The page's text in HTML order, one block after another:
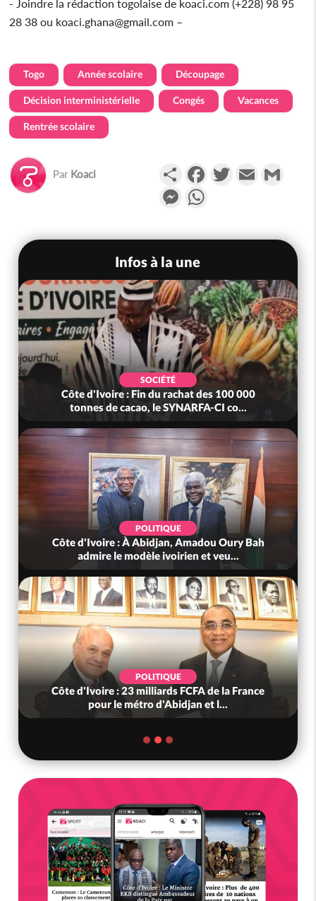
- Joindre la rédaction togolaise de koaci.com (+228) 98 95
28 38 ou koaci.ghana@gmail.com –
Togo Année scolaire Découpage
Décision interministérielle Congés Vacances
Rentrée scolaire
Par Koaci PartagerFacebookTwitterEmail
Messenger
Infos à la une
SOCIÉTÉ
Côte d'Ivoire : Fin du rachat des 100 000
tonnes de cacao, le SYNARFA-CI co...
POLITIQUE
Côte d'Ivoire : À Abidjan, Amadou Oury Bah
admire le modèle ivoirien et veu...
POLITIQUE
Côte d'Ivoire : 23 milliards FCFA de la France
pour le métro d'Abidjan et l...